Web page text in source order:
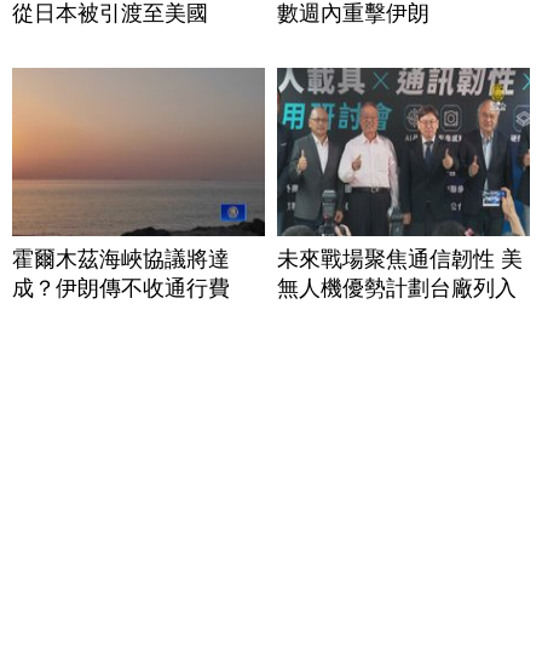
從日本被引渡至美國
數週內重擊伊朗
霍爾木茲海峽協議將達
成？伊朗傳不收通行費
未來戰場聚焦通信韌性 美
無人機優勢計劃台廠列入